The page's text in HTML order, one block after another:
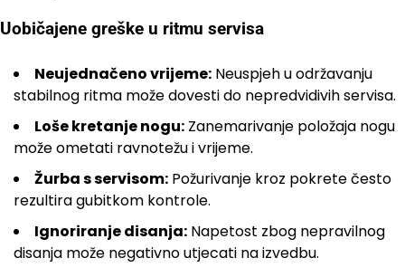
Uobičajene greške u ritmu servisa
Neujednačeno vrijeme: Neuspjeh u održavanju
stabilnog ritma može dovesti do nepredvidivih servisa.
Loše kretanje nogu: Zanemarivanje položaja nogu
može ometati ravnotežu i vrijeme.
Žurba s servisom: Požurivanje kroz pokrete često
rezultira gubitkom kontrole.
Ignoriranje disanja: Napetost zbog nepravilnog
disanja može negativno utjecati na izvedbu.